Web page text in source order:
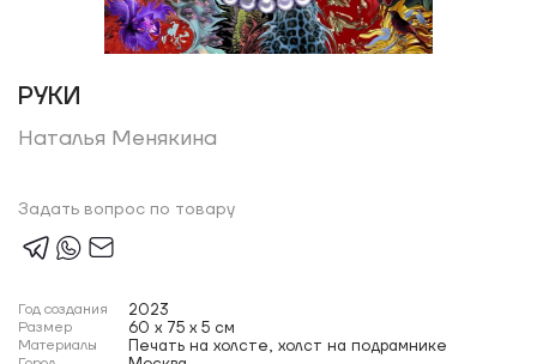
РУКИ
Наталья Менякина
Задать вопрос по товару
Год создания 2023
Размер 60 x 75 x 5 см
Материалы Печать на холсте, холст на подрамнике